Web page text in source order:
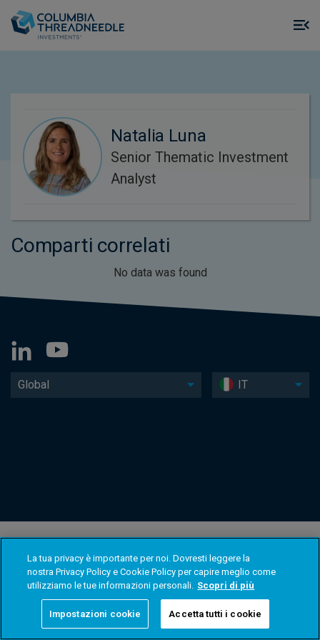
Natalia Luna
Senior Thematic Investment
Analyst
Comparti correlati
No data was found
Global IT
La tua privacy è importante per noi. Dovresti leggere la
nostra Privacy Policy e Cookie Policy per capire meglio come
utilizziamo le tue informazioni personali. Scopri di più
Impostazioni cookie Accetta tutti i cookie